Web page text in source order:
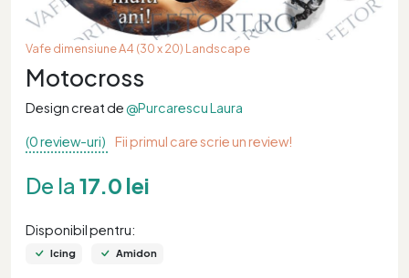
Vafe dimensiune A4 (30 x 20) Landscape
Motocross
Design creat de@Purcarescu Laura
(0 review-uri) Fii primul care scrie un review!
De la 17.0 lei
Disponibil pentru:
Icing Amidon